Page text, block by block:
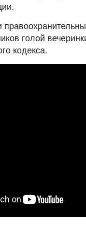
голой
кодекса.